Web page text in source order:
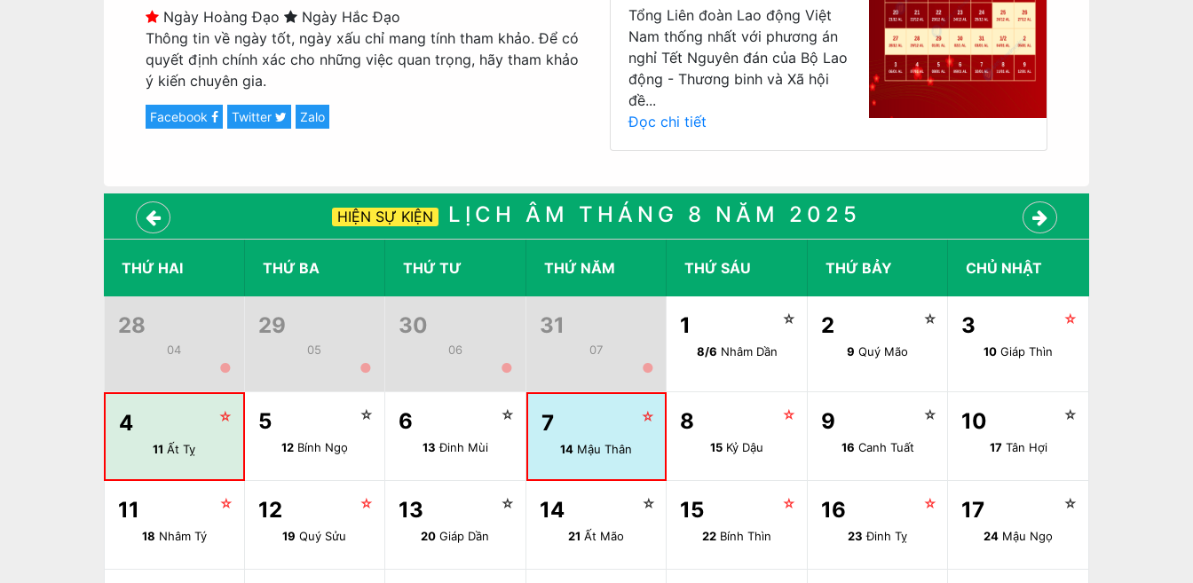
Ngày Hoàng Đạo
Ngày Hắc Đạo
Thông tin về ngày tốt, ngày xấu chỉ mang tính tham khảo. Để có
quyết định chính xác cho những việc quan trọng, hãy tham khảo
ý kiến chuyên gia.
Facebook Twitter Zalo
Tổng Liên đoàn Lao động Việt
Nam thống nhất với phương án
nghỉ Tết Nguyên đán của Bộ Lao
động - Thương binh và Xã hội
đề...
Đọc chi tiết
HIỆN SỰ KIỆN LỊCH ÂM THÁNG 8 NĂM 2025
THỨ HAI THỨ BA THỨ TƯ THỨ NĂM THỨ SÁU THỨ BẢY CHỦ NHẬT
28
04
●
29
05
●
30
06
●
31
07
●
1 ☆
8/6 Nhâm Dần
2 ☆
9 Quý Mão
3 ☆
10 Giáp Thìn
4 ☆
11 Ất Tỵ
5 ☆
12Bính Ngọ
6 ☆
13 Đinh Mùi
7 ☆
14 Mậu Thân
8 ☆
15 Kỷ Dậu
9 ☆
16 Canh Tuất
10 ☆
17Tân Hợi
11 ☆
18 Nhâm Tý
12 ☆
19 Quý Sửu
13 ☆
20 Giáp Dần
14 ☆
21 Ất Mão
15 ☆
22 Bính Thìn
16 ☆
23 Đinh Tỵ
17 ☆
24 Mậu Ngọ